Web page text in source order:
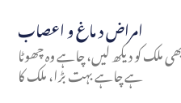
امراض د ماغ و اعصاب
ملک کو دیکھ لیں، چاہے وہ چھوٹا
ہے چاہے بہت بڑا، ملک کا